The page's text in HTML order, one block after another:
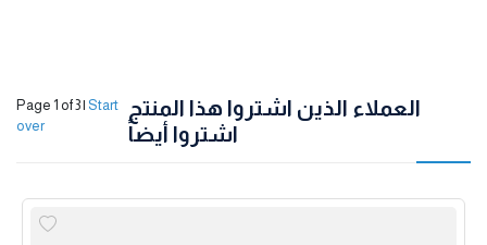
العملاء الذين اشتروا هذا المنتج
اشتروا أيضاً
Page 1 of 3| Start
over